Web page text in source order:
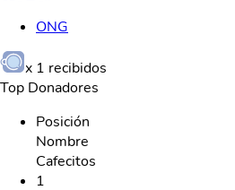
ONG
x 1 recibidos
Top Donadores
Posición
Nombre
Cafecitos
1